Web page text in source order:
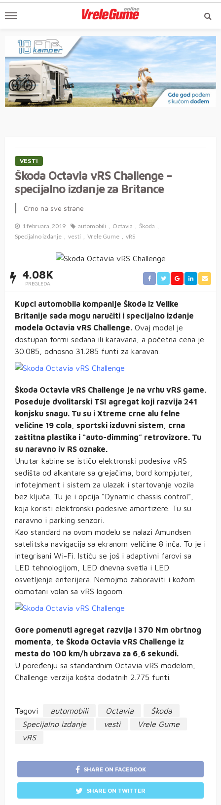
VESTI
Škoda Octavia vRS Challenge –
specijalno izdanje za Britance
Crno na sve strane
1 februara, 2019 automobili Octavia
Škoda
Specijalno izdanje
vesti Vrele Gume vRS
4.08K
PREGLEDA
Kupci automobila kompanije Škoda iz Velike
Britanije sada mogu naručiti i specijalno izdanje
modela Octavia vRS Challenge. Ovaj model je
dostupan formi sedana ili karavana, a početna cena je
30.085, odnosno 31.285 funti za karavan.
Škoda Octavia vRS Challenge je na vrhu vRS game.
Poseduje dvolitarski TSI agregat koji razvija 241
konjsku snagu. Tu su i Xtreme crne alu felne
veličine 19 cola, sportski izduvni sistem, crna
zaštitna plastika i “auto-dimming” retrovizore. Tu
su naravno iv RS oznake.
Unutar kabine se ističu elektronski podesiva vRS
sedišta od alkantare sa grejačima, bord kompjuter,
infotejnment i sistem za ulazak i startovanje vozila
bez ključa. Tu je i opcija “Dynamic chassis control”,
koja koristi elektronski podesive amortizere. Tu su
naravno i parking senzori.
Kao standard na ovom modelu se nalazi Amundsen
satelitska navigacija sa ekranom veličine 8 inča. Tu je i
integrisani Wi-Fi. Ističu se još i adaptivni farovi sa
LED tehnologijom, LED dnevna svetla i LED
osvetljenje enterijera. Nemojmo zaboraviti i kožom
obmotani volan sa vRS logoom.
Gore pomenuti agregat razvija i 370 Nm obrtnog
momenta, te Škoda Octavia vRS Challenge iz
mesta do 100 km/h ubrzava za 6,6 sekundi.
U poređenju sa standardnim Octavia vRS modelom,
Challenge verzija košta dodatnih 2.775 funti.
Tagovi automobili Octavia
Škoda
Specijalno izdanje
vesti
Vrele Gume
vRS
SHARE ON FACEBOOK
SHARE ON TWITTER